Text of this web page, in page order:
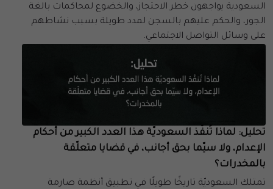
السعودية يواجهون خطر الاحتجاز، والخضوع لمحاكمات بالغة
الجور، والحكم عليهم بالسجن لمدد طويلة بسبب نشاطهم
على وسائل التواصل الاجتماعي.
تحليل: لماذا تُنفّذ السعوديّة هذا العدد الكبير من أحكام
الإعدام، ولا سيّما بحق أجانب، في قضايا متعلّقة
بالمخدرات؟
تمتلك السعوديّة تاريخًا طويلًا في تطبيق أنظمة صارمة